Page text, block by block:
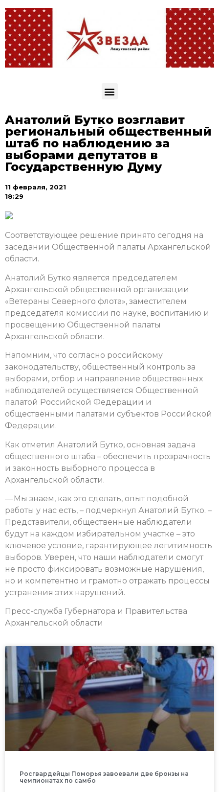
Анатолий Бутко возглавит
региональный общественный
штаб по наблюдению за
выборами депутатов в
Государственную Думу
11 февраля, 2021
18:29
Соответствующее решение принято сегодня на
заседании Общественной палаты Архангельской
области.
Анатолий Бутко является председателем
Архангельской общественной организации
«Ветераны Северного флота», заместителем
председателя комиссии по науке, воспитанию и
просвещению Общественной палаты
Архангельской области.
Напомним, что согласно российскому
законодательству, общественный контроль за
выборами, отбор и направление общественных
наблюдателей осуществляется Общественной
палатой Российской Федерации и
общественными палатами субъектов Российской
Федерации.
Как отметил Анатолий Бутко, основная задача
общественного штаба – обеспечить прозрачность
и законность выборного процесса в
Архангельской области.
— Мы знаем, как это сделать, опыт подобной
работы у нас есть, – подчеркнул Анатолий Бутко. –
Представители, общественные наблюдатели
будут на каждом избирательном участке – это
ключевое условие, гарантирующее легитимность
выборов. Уверен, что наши наблюдатели смогут
не просто фиксировать возможные нарушения,
но и компетентно и грамотно отражать процессы
устранения этих нарушений.
Пресс-служба Губернатора и Правительства
Архангельской области
Росгвардейцы Поморья завоевали две бронзы на
чемпионатах по самбо